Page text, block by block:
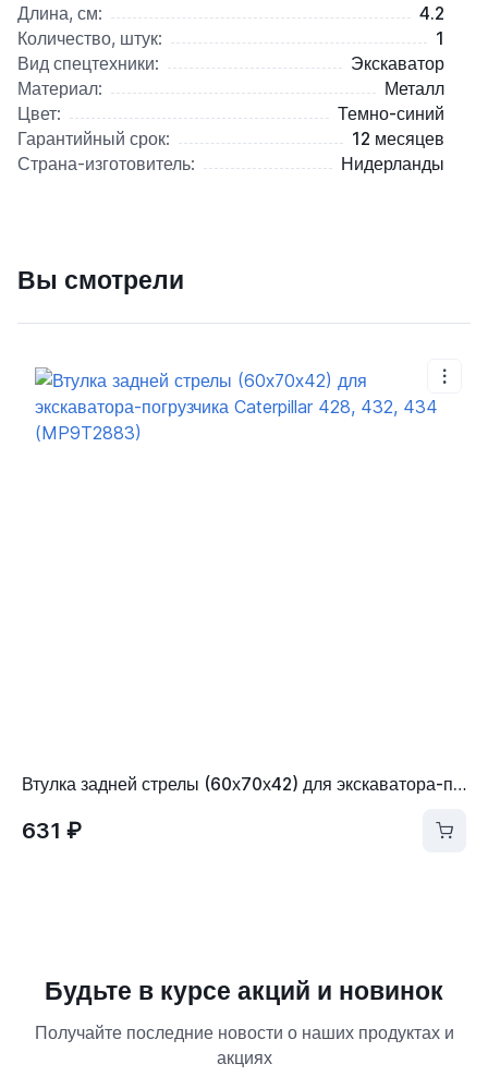
Длина, см:
4.2
Количество, штук:
1
Вид спецтехники:
Экскаватор
Материал:
Металл
Цвет:
Темно-синий
Гарантийный срок:
12 месяцев
Страна-изготовитель:
Нидерланды
Вы смотрели
Втулка задней стрелы (60х70х42) для экскаватора-погрузчика Caterpillar 428, 432, 434 (MP9T2883)
631 ₽
Будьте в курсе акций и новинок
Получайте последние новости о наших продуктах и
акциях